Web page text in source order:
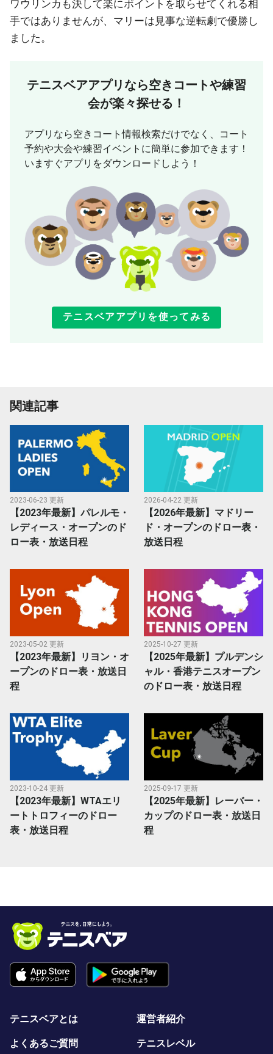
ワウリンカも決して楽にポイントを取らせてくれる相
手ではありませんが、マリーは見事な逆転劇で優勝し
ました。
テニスベアアプリなら空きコートや練習
会が楽々探せる！
アプリなら空きコート情報検索だけでなく、コート
予約や大会や練習イベントに簡単に参加できます！
いますぐアプリをダウンロードしよう！
テニスベアアプリを使ってみる
関連記事
2023-06-23 更新
【2023年最新】パレルモ・
レディース・オープンのド
ロー表・放送日程
2026-04-22 更新
【2026年最新】マドリー
ド・オープンのドロー表・
放送日程
2023-05-02 更新
【2023年最新】リヨン・オ
ープンのドロー表・放送日
程
2025-10-27 更新
【2025年最新】プルデンシ
ャル・香港テニスオープン
のドロー表・放送日程
2023-10-24 更新
【2023年最新】WTAエリ
ートトロフィーのドロー
表・放送日程
2025-09-17 更新
【2025年最新】レーバー・
カップのドロー表・放送日
程
テニスベアとは 運営者紹介
よくあるご質問 テニスレベル